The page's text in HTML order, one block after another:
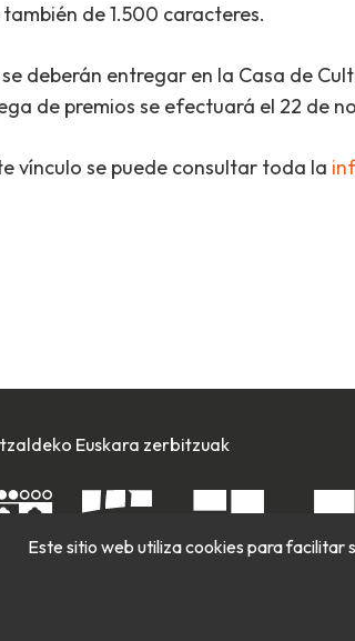
de 1.500 caracteres.
deberán entregar en la Casa de
de premios se efectuará el 22 de
vínculo se puede consultar toda la
Euskara zerbitzuak
Este sitio web utiliza cookies para facilitar